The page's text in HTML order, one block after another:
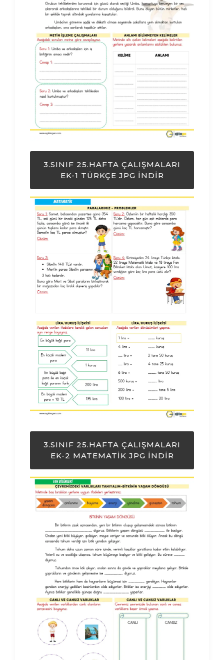
3.SINIF 25.HAFTA ÇALIŞMALARI
EK-1 TÜRKÇE JPG İNDIR
3.SINIF 25.HAFTA ÇALIŞMALARI
EK-2 MATEMATIK JPG İNDIR